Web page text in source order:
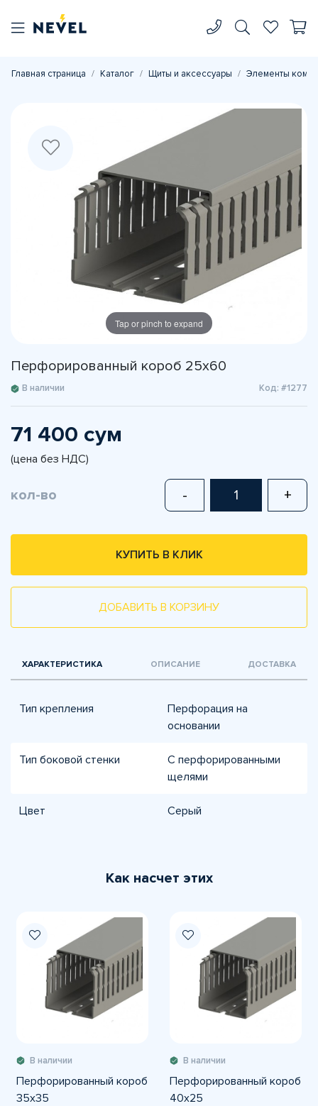
Главная страница Каталог Щиты и аксессуары Элементы
Tap or pinch to expand
Перфорированный короб 25х60
В наличии Код: #1277
71 400 сум
(цена без НДС)
кол-во - +
КУПИТЬ В КЛИК
ДОБАВИТЬ В КОРЗИНУ
ХАРАКТЕРИСТИКА ОПИСАНИЕ ДОСТАВКА
Тип крепления
Перфорация на
основании
Тип боковой стенки
С перфорированными
щелями
Цвет Серый
Как насчет этих
В наличии
Перфорированный короб
35х35
В наличии
Перфорированный короб
40х25